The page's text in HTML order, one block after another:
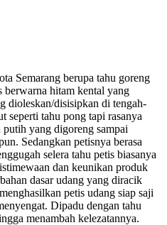
Semarang berupa tahu goreng
berwarna hitam kental yang
dioleskan/disisipkan di tengah-
seperti tahu pong tapi rasanya
yang digoreng sampai
Sedangkan petisnya berasa
selera tahu petis biasanya
dan keunikan produk
dasar udang yang diracik
petis udang siap saji
Dipadu dengan tahu
menambah kelezatannya.